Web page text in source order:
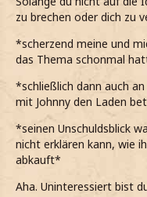
zu brechen oder dich zu
*scherzend meine und
das Thema schonmal
*schließlich dann auch
mit Johnny den Laden
*seinen Unschuldsblick
nicht erklären kann, wie
abkauft*
Aha. Uninteressiert bist